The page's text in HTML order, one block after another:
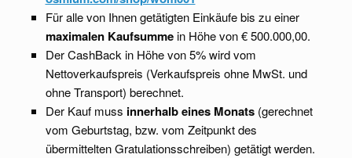
Für alle von Ihnen getätigten Einkäufe bis zu einer
maximalen Kaufsummein Höhe von € 500.000,00.
Der CashBack in Höhe von 5% wird vom
Nettoverkaufspreis (Verkaufspreis ohne MwSt. und
ohne Transport) berechnet.
Der Kauf muss innerhalb eines Monats (gerechnet
vom Geburtstag, bzw. vom Zeitpunkt des
übermittelten Gratulationsschreiben) getätigt werden.